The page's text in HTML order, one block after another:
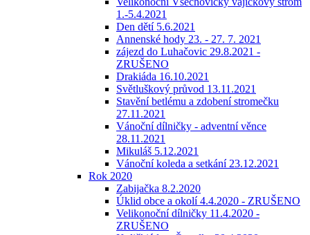
1.-5.4.2021
Den dětí 5.6.2021
Annenské hody 23. - 27. 7. 2021
zájezd do Luhačovic 29.8.2021 -
ZRUŠENO
Drakiáda 16.10.2021
Světluškový průvod 13.11.2021
Stavění betlému a zdobení stromečku
27.11.2021
Vánoční dílničky - adventní věnce
28.11.2021
Mikuláš 5.12.2021
Vánoční koleda a setkání 23.12.2021
Rok 2020
Zabijačka 8.2.2020
Úklid obce a okolí 4.4.2020 - ZRUŠENO
Velikonoční dílničky 11.4.2020 -
ZRUŠENO